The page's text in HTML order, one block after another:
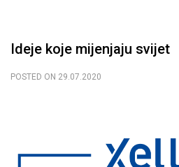
Ideje koje mijenjaju svijet
POSTED ON 29.07.2020